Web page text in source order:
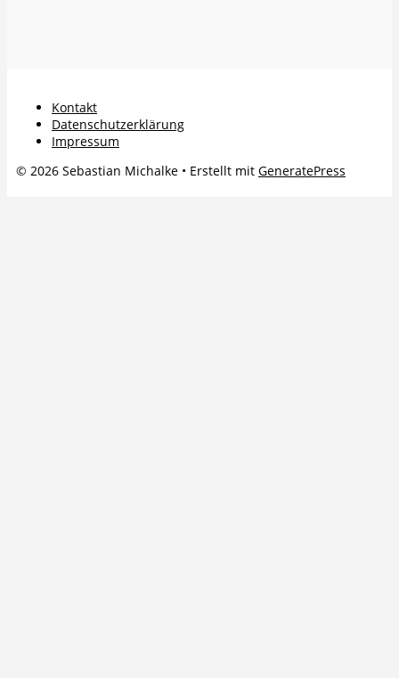
Kontakt
Datenschutzerklärung
Impressum
© 2026 Sebastian Michalke • Erstellt mit GeneratePress